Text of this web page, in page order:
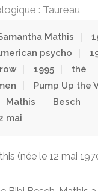
: Taureau
Mathis
psycho
1995 thé
Pump Up the
Mathis Besch
mai
(née le 12 mai